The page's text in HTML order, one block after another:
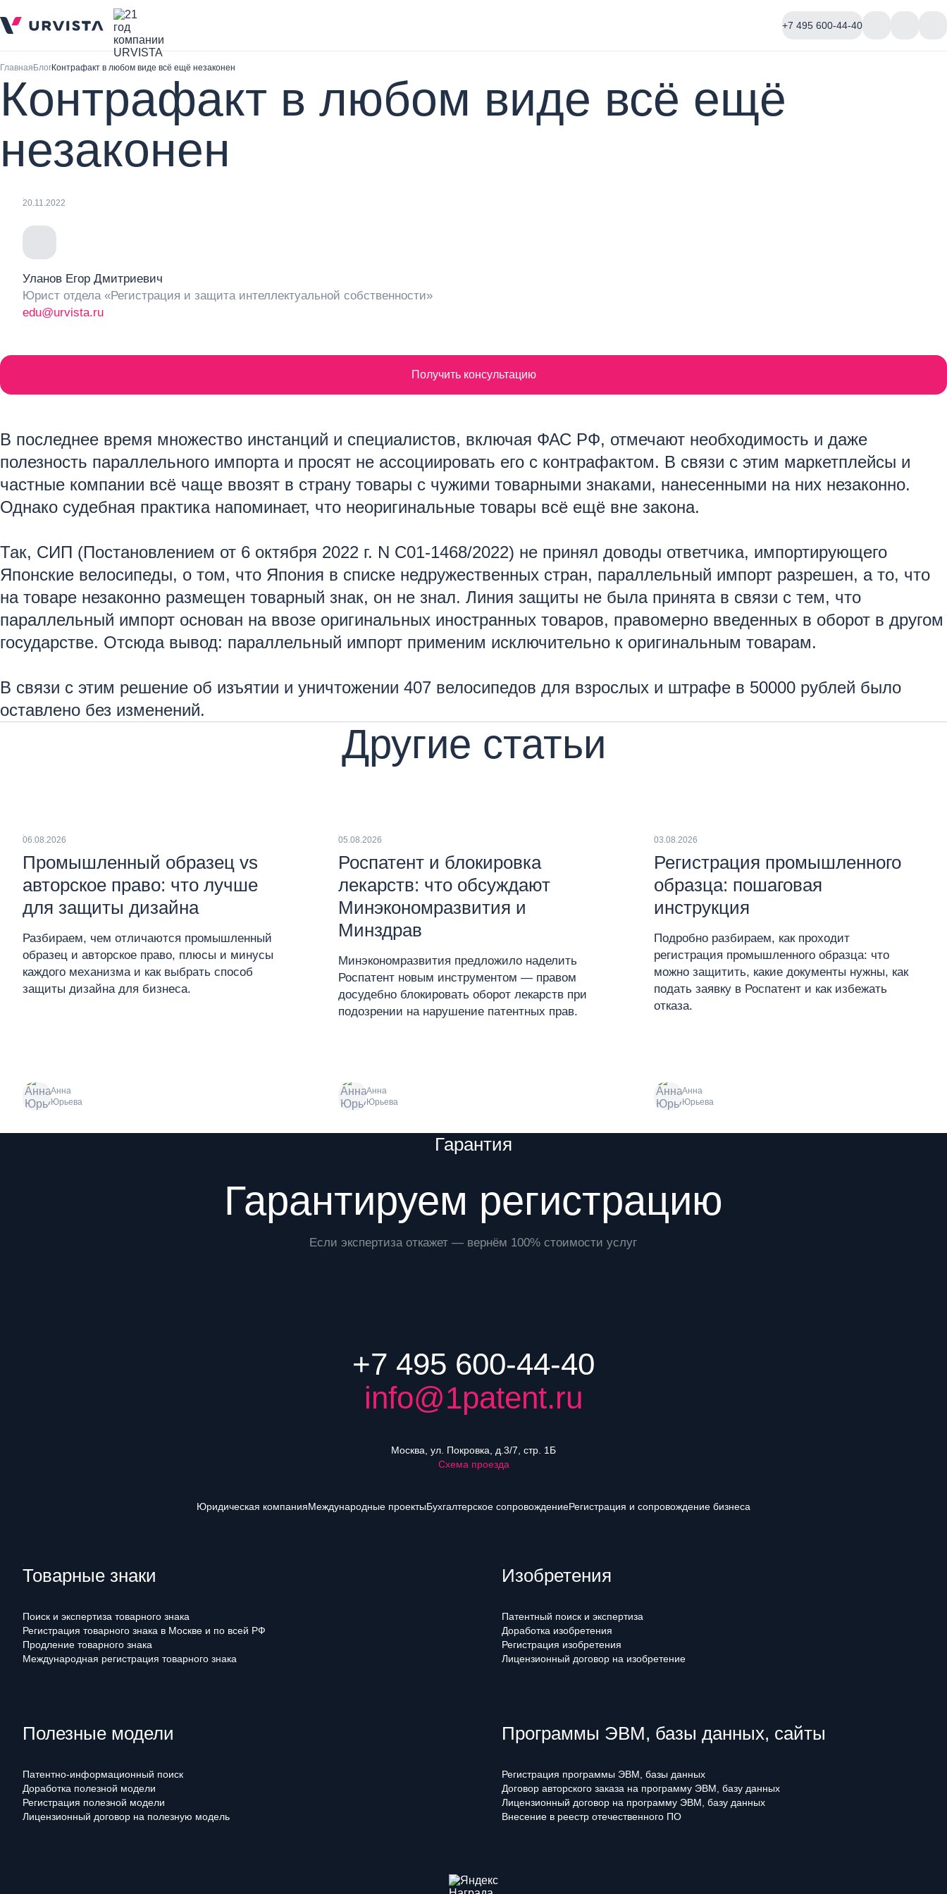
+7 495 600-44-40
ГлавнаяБлогКонтрафакт в любом виде всё ещё незаконен
Контрафакт в любом виде всё ещё
незаконен
20.11.2022
Уланов Егор Дмитриевич
Юрист отдела «Регистрация и защита интеллектуальной собственности»
edu@urvista.ru
Получить консультацию
В последнее время множество инстанций и специалистов, включая ФАС РФ, отмечают необходимость и даже
полезность параллельного импорта и просят не ассоциировать его с контрафактом. В связи с этим маркетплейсы и
частные компании всё чаще ввозят в страну товары с чужими товарными знаками, нанесенными на них незаконно.
Однако судебная практика напоминает, что неоригинальные товары всё ещё вне закона.
Так, СИП (Постановлением от 6 октября 2022 г. N С01-1468/2022) не принял доводы ответчика, импортирующего
Японские велосипеды, о том, что Япония в списке недружественных стран, параллельный импорт разрешен, а то, что
на товаре незаконно размещен товарный знак, он не знал. Линия защиты не была принята в связи с тем, что
параллельный импорт основан на ввозе оригинальных иностранных товаров, правомерно введенных в оборот в другом
государстве. Отсюда вывод: параллельный импорт применим исключительно к оригинальным товарам.
В связи с этим решение об изъятии и уничтожении 407 велосипедов для взрослых и штрафе в 50000 рублей было
оставлено без изменений.
Другие статьи
06.08.2026
Промышленный образец vs
авторское право: что лучше
для защиты дизайна
Разбираем, чем отличаются промышленный
образец и авторское право, плюсы и минусы
каждого механизма и как выбрать способ
защиты дизайна для бизнеса.
Анна
Юрьева
05.08.2026
Роспатент и блокировка
лекарств: что обсуждают
Минэкономразвития и
Минздрав
Минэкономразвития предложило наделить
Роспатент новым инструментом — правом
досудебно блокировать оборот лекарств при
подозрении на нарушение патентных прав.
Анна
Юрьева
03.08.2026
Регистрация промышленного
образца: пошаговая
инструкция
Подробно разбираем, как проходит
регистрация промышленного образца: что
можно защитить, какие документы нужны, как
подать заявку в Роспатент и как избежать
отказа.
Анна
Юрьева
Гарантия
Гарантируем регистрацию
Если экспертиза откажет — вернём 100% стоимости услуг
+7 495 600-44-40
info@1patent.ru
Москва, ул. Покровка, д.3/7, стр. 1Б
Схема проезда
Юридическая компанияМеждународные проектыБухгалтерское сопровождениеРегистрация и сопровождение бизнеса
Товарные знаки
Поиск и экспертиза товарного знака
Регистрация товарного знака в Москве и по всей РФ
Продление товарного знака
Международная регистрация товарного знака
Изобретения
Патентный поиск и экспертиза
Доработка изобретения
Регистрация изобретения
Лицензионный договор на изобретение
Полезные модели
Патентно-информационный поиск
Доработка полезной модели
Регистрация полезной модели
Лицензионный договор на полезную модель
Программы ЭВМ, базы данных, сайты
Регистрация программы ЭВМ, базы данных
Договор авторского заказа на программу ЭВМ, базу данных
Лицензионный договор на программу ЭВМ, базу данных
Внесение в реестр отечественного ПО